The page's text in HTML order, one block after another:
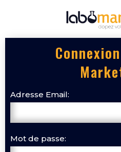
Adresse Email:
Mot de passe: